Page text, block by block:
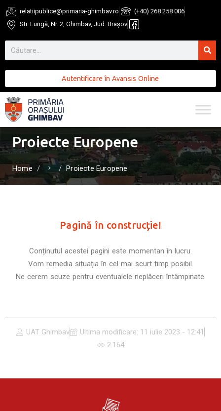
relatiipublice@primaria-ghimbav.ro
(+40) 268 258 006
Str. Lungă, Nr. 2, Ghimbav, Jud. Brașov
Autentificare în Avansis Online
Proiecte Europene
Home Proiecte Europene
Pagină în construcție!
Conținutul acestei pagini este momentan în lucru.
Vom remedia situația în cel mai scurt timp posibil.
Ne cerem scuze pentru eventualele neplăceri întâmpinate.
UAT Ghimbav Ultima modificare: 11 iulie 2023 - 12:41
2.164